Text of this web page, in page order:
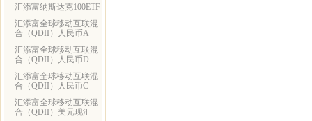
汇添富纳斯达克100ETF
汇添富全球移动互联混
合（QDII）人民币A
汇添富全球移动互联混
合（QDII）人民币D
汇添富全球移动互联混
合（QDII）人民币C
汇添富全球移动互联混
合（QDII）美元现汇